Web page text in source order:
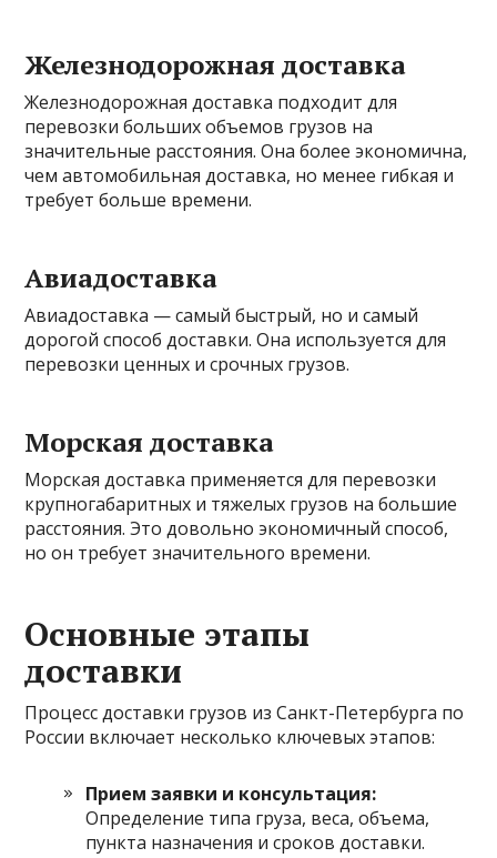
Железнодорожная доставка
Железнодорожная доставка подходит для
перевозки больших объемов грузов на
значительные расстояния. Она более экономична,
чем автомобильная доставка, но менее гибкая и
требует больше времени.
Авиадоставка
Авиадоставка — самый быстрый, но и самый
дорогой способ доставки. Она используется для
перевозки ценных и срочных грузов.
Морская доставка
Морская доставка применяется для перевозки
крупногабаритных и тяжелых грузов на большие
расстояния. Это довольно экономичный способ,
но он требует значительного времени.
Основные этапы
доставки
Процесс доставки грузов из Санкт-Петербурга по
России включает несколько ключевых этапов:
Прием заявки и консультация:
Определение типа груза, веса, объема,
пункта назначения и сроков доставки.